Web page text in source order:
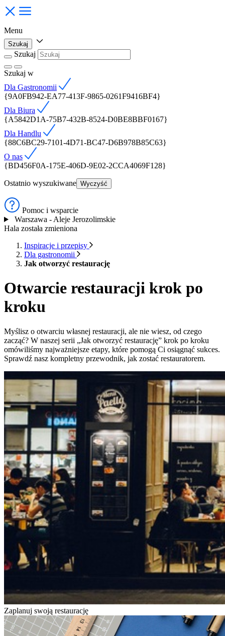
Menu
Szukaj
Szukaj
Szukaj w
Dla Gastronomii
{9A0FB942-EA77-413F-9865-0261F9416BF4}
Dla Biura
{A5842D1A-75B7-432B-8524-D0BE8BBF0167}
Dla Handlu
{88C6BC29-7101-4D71-BC47-D6B978B85C63}
O nas
{BD456F0A-175E-406D-9E02-2CCA4069F128}
Ostatnio wyszukiwane Wyczyść
Pomoc i wsparcie
Warszawa - Aleje Jerozolimskie
Hala została zmieniona
Inspiracje i przepisy
Dla gastronomii
Jak otworzyć restaurację
Otwarcie restauracji krok po
kroku
Myślisz o otwarciu własnej restauracji, ale nie wiesz, od czego
zacząć? W naszej serii „Jak otworzyć restaurację” krok po kroku
omówiliśmy najważniejsze etapy, które pomogą Ci osiągnąć sukces.
Sprawdź nasz kompletny przewodnik, jak zostać restauratorem.
Zaplanuj swoją restaurację